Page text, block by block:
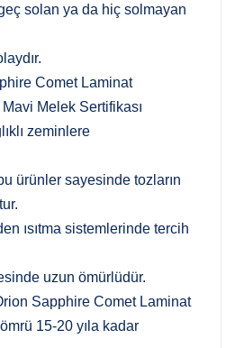
solan ya da hiç solmayan
Comet Laminat
Melek Sertifikası
zeminlere
ürünler sayesinde tozların
ısıtma sistemlerinde tercih
uzun ömürlüdür.
Sapphire Comet Laminat
15-20 yıla kadar